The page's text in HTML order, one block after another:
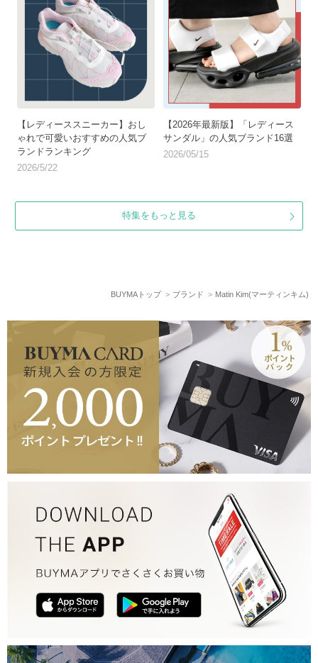
【レディーススニーカー】おし
ゃれで可愛いおすすめの人気ブ
ランドランキング
2026/5/22
【2026年最新版】「レディース
サンダル」の人気ブランド16選
2026/05/15
特集をもっと見る
BUYMAトップ ブランド Matin Kim(マーティンキム)